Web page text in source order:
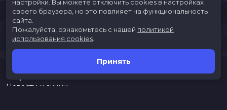
Скоро в кино
Новости и акции
настройки. Вы можете отключить cookies в настройках
своего браузера, но это повлияет на функциональность
сайта.
Пожалуйста, ознакомьтесь с нашей политикой
использования cookies
Принять